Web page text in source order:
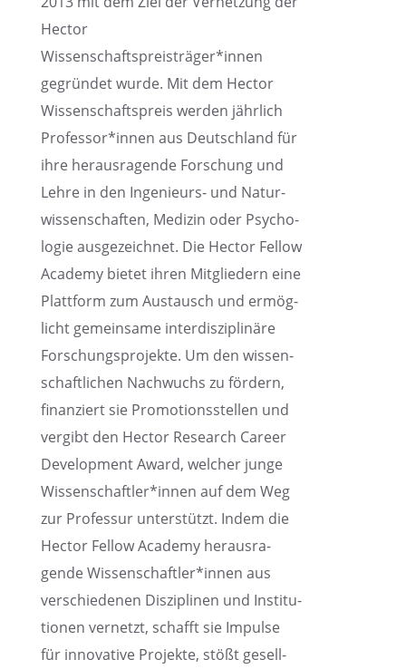
Hector
Wissenschaftspreisträger*innen
gegrün­det wurde. Mit dem Hector
Wissen­schafts­preis werden jährlich
Professor*innen aus Deutsch­land für
ihre heraus­ra­gende Forschung und
Lehre in den Ingenieurs- und Natur­
wis­sen­schaf­ten, Medizin oder Psycho­
lo­gie ausge­zeich­net. Die Hector Fellow
Academy bietet ihren Mitglie­dern eine
Platt­form zum Austausch und ermög­
licht gemein­same inter­dis­zi­pli­näre
Forschungs­pro­jekte. Um den wissen­
schaft­li­chen Nachwuchs zu fördern,
finan­ziert sie Promo­ti­ons­stel­len und
vergibt den Hector Research Career
Develo­p­ment Award, welcher junge
Wissenschaftler*innen auf dem Weg
zur Profes­sur unter­stützt. Indem die
Hector Fellow Academy heraus­ra­
gende Wissenschaftler*innen aus
verschie­de­nen Diszi­pli­nen und Insti­tu­
tio­nen vernetzt, schafft sie Impulse
für innova­tive Projekte, stößt gesell­